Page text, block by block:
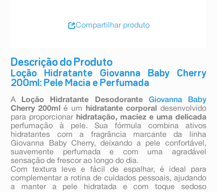
Descrição do Produto
Loção Hidratante Giovanna Baby Cherry
200ml: Pele Macia e Perfumada
A Loção Hidratante Desodorante Giovanna Baby
Cherry 200mlé um hidratante corporal
desenvolvido
para proporcionar hidratação, maciez e uma delicada
perfumação à pele. Sua fórmula combina ativos
hidratantes com a fragrância marcante da linha
Giovanna Baby Cherry, deixando a pele confortável,
suavemente perfumada e com uma agradável
sensação de frescor ao longo do dia.
Com textura leve e fácil de espalhar, é ideal para
complementar a rotina de cuidados pessoais, ajudando
a manter a pele hidratada e com toque sedoso
Compartilhar produto